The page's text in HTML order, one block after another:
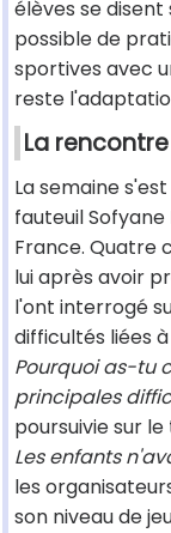
élèves se
possible de
sportives avec
reste
La
La semaine
fauteuil
France. Quatre
lui après avoir
l'ont interrogé
difficultés liées
Pourquoi as-tu
principales
poursuivie sur
Les enfants
les
son niveau de